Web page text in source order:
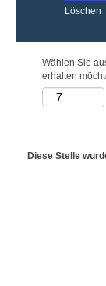
Löschen
Wählen Sie
erhalten
Diese Stelle